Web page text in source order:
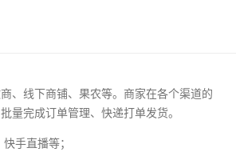
、线下商铺、果农等。商家在各个渠道的
量完成订单管理、快递打单发货。
手直播等；